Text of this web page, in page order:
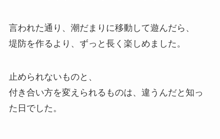
言われた通り、潮だまりに移動して遊んだら、
堤防を作るより、ずっと長く楽しめました。
止められないものと、
付き合い方を変えられるものは、違うんだと知っ
た日でした。